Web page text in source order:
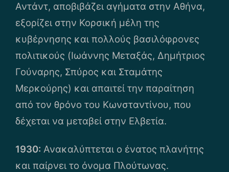
Αντάντ, αποβιβάζει αγήματα στην Αθήνα,
εξορίζει στην Κορσική μέλη της
κυβέρνησης και πολλούς βασιλόφρονες
πολιτικούς (Ιωάννης Μεταξάς, Δημήτριος
Γούναρης, Σπύρος και Σταμάτης
Μερκούρης) και απαιτεί την παραίτηση
από τον θρόνο του Κωνσταντίνου, που
δέχεται να μεταβεί στην Ελβετία.
1930: Ανακαλύπτεται ο ένατος πλανήτης
και παίρνει το όνομα Πλούτωνας.